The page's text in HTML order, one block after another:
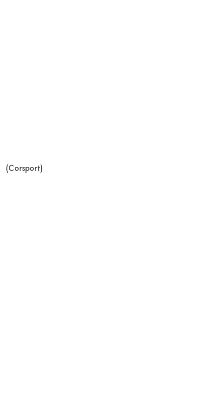
(Corsport)